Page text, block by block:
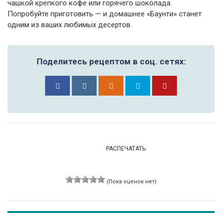
чашкой крепкого кофе или горячего шоколада.
Попробуйте приготовить — и домашнее «Баунти» станет
одним из ваших любимых десертов.
Поделитесь рецептом в соц. сетях:
РАСПЕЧАТАТЬ
(Пока оценок нет)